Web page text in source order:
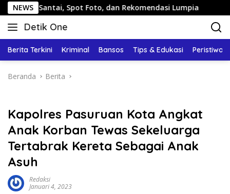
Langsung
ke
konten
NEWS
Spot Foto, dan Rekomendasi Lumpia Panduan
Detik One
Tajam
Fakta
Berita Terkini Kriminal Bansos Tips & Edukasi Peristiwa
Beranda Berita
Kapolres Pasuruan Kota Angkat
Anak Korban Tewas Sekeluarga
Tertabrak Kereta Sebagai Anak
Asuh
Redaksi
Januari 4, 2023